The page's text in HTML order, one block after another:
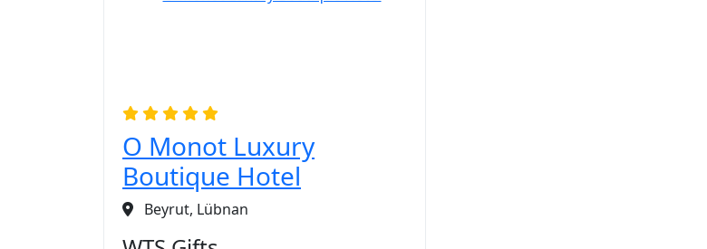
O Monot Luxury
Boutique Hotel
Beyrut, Lübnan